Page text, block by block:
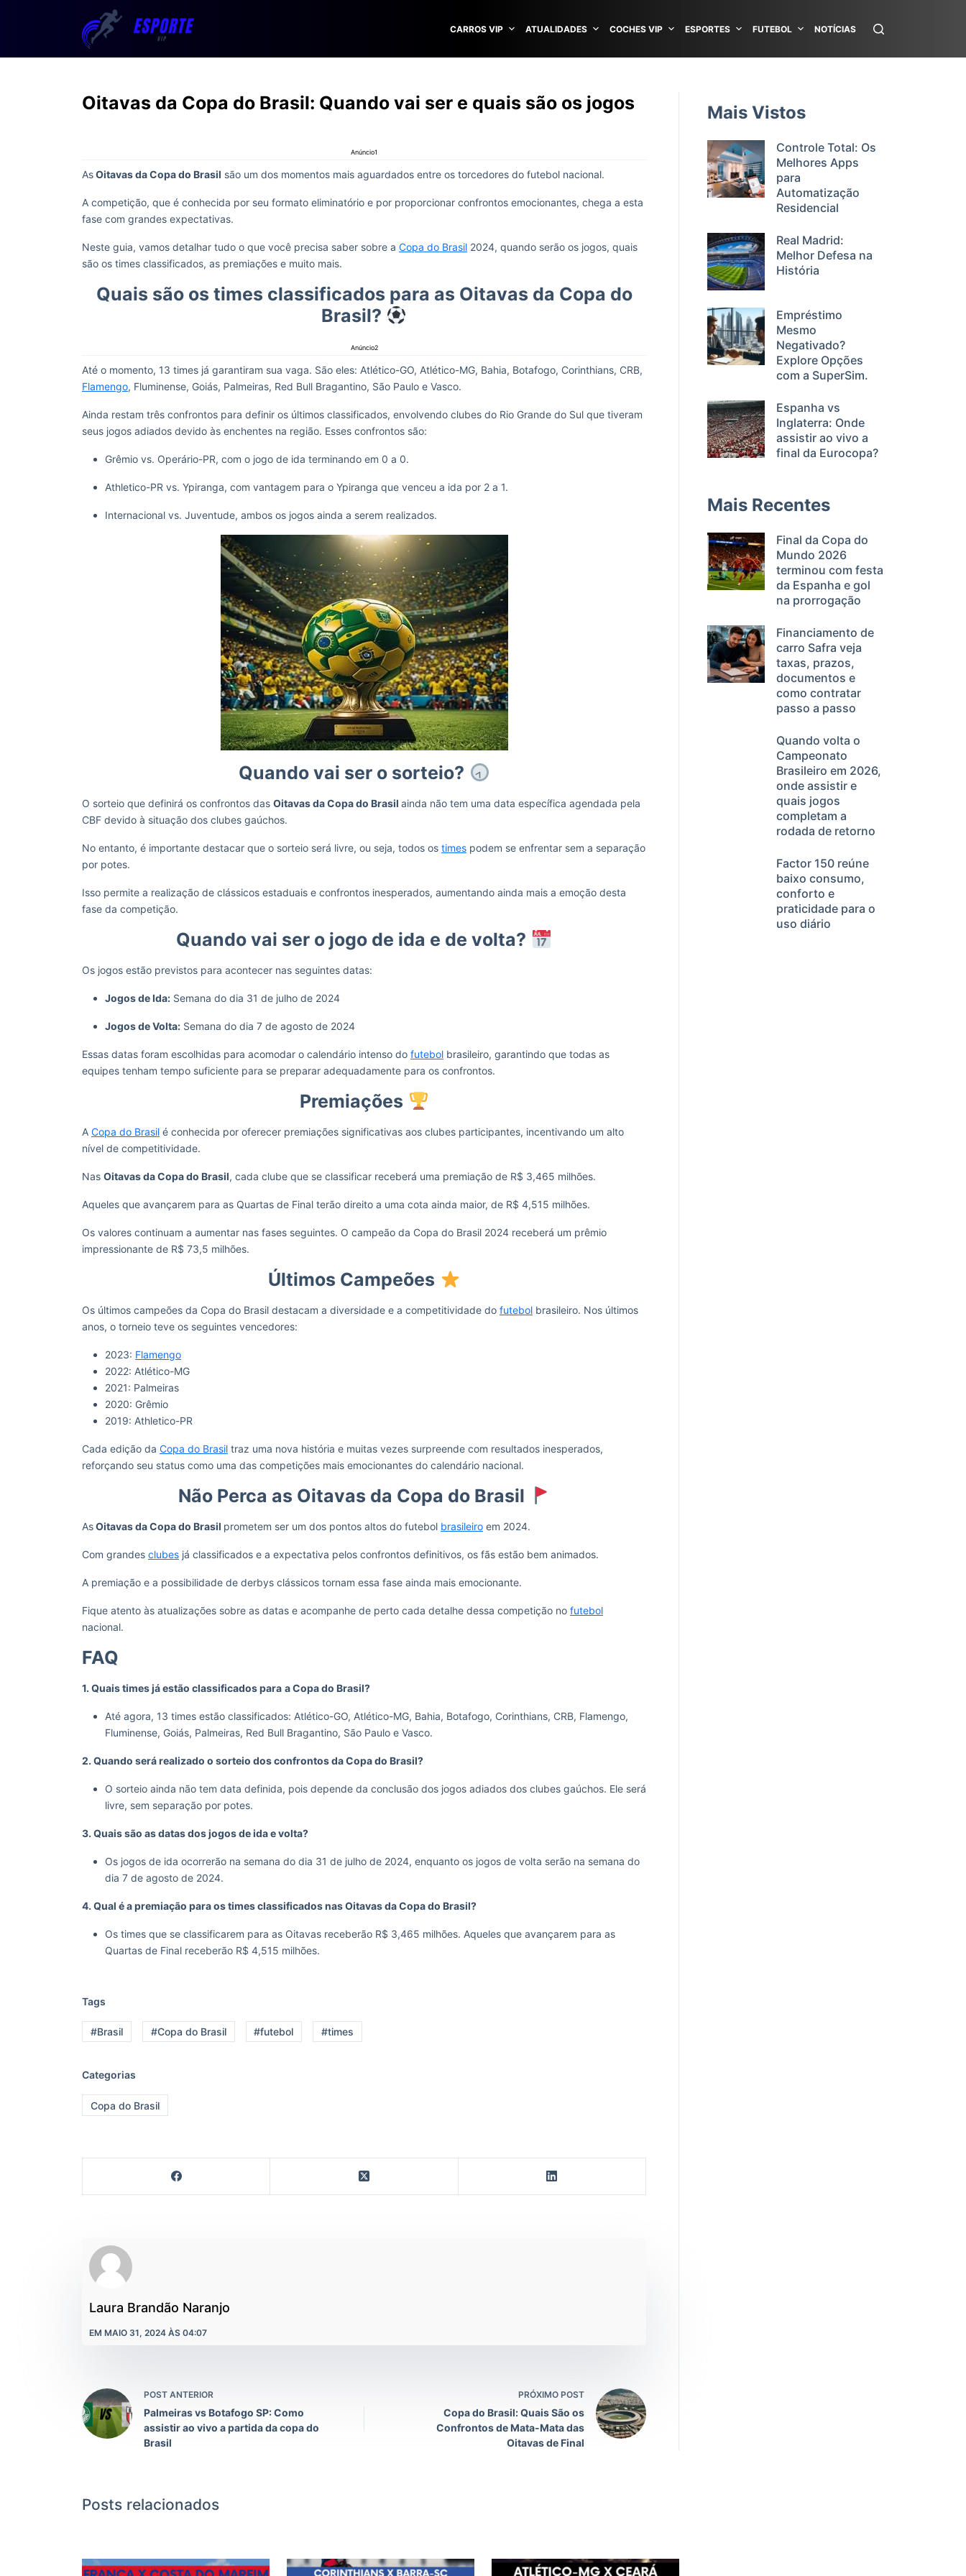
CARROS VIP ATUALIDADES COCHES VIP ESPORTES FUTEBOL NOTÍCIAS
Oitavas da Copa do Brasil: Quando vai ser e quais são os jogos
Anúncio1
AsOitavas da Copa do Brasil são um dos momentos mais aguardados entre os torcedores do futebol nacional.
A competição, que é conhecida por seu formato eliminatório e por proporcionar confrontos emocionantes, chega a esta
fase com grandes expectativas.
Neste guia, vamos detalhar tudo o que você precisa saber sobre a Copa do Brasil 2024, quando serão os jogos, quais
são os times classificados, as premiações e muito mais.
Quais são os times classificados para as Oitavas da Copa do
Brasil?
Anúncio2
Até o momento, 13 times já garantiram sua vaga. São eles: Atlético-GO, Atlético-MG, Bahia, Botafogo, Corinthians, CRB,
Flamengo, Fluminense, Goiás, Palmeiras, Red Bull Bragantino, São Paulo e Vasco.
Ainda restam três confrontos para definir os últimos classificados, envolvendo clubes do Rio Grande do Sul que tiveram
seus jogos adiados devido às enchentes na região. Esses confrontos são:
Grêmio vs. Operário-PR, com o jogo de ida terminando em 0 a 0.
Athletico-PR vs. Ypiranga, com vantagem para o Ypiranga que venceu a ida por 2 a 1.
Internacional vs. Juventude, ambos os jogos ainda a serem realizados.
Quando vai ser o sorteio?
O sorteio que definirá os confrontos das Oitavas da Copa do Brasil ainda não tem uma data específica agendada pela
CBF devido à situação dos clubes gaúchos.
No entanto, é importante destacar que o sorteio será livre, ou seja, todos os times podem se enfrentar sem a separação
por potes.
Isso permite a realização de clássicos estaduais e confrontos inesperados, aumentando ainda mais a emoção desta
fase da competição.
Quando vai ser o jogo de ida e de volta?
Os jogos estão previstos para acontecer nas seguintes datas:
Jogos de Ida: Semana do dia 31 de julho de 2024
Jogos de Volta: Semana do dia 7 de agosto de 2024
Essas datas foram escolhidas para acomodar o calendário intenso do futebol brasileiro, garantindo que todas as
equipes tenham tempo suficiente para se preparar adequadamente para os confrontos.
Premiações
A Copa do Brasil é conhecida por oferecer premiações significativas aos clubes participantes, incentivando um alto
nível de competitividade.
Nas Oitavas da Copa do Brasil, cada clube que se classificar receberá uma premiação de R$ 3,465 milhões.
Aqueles que avançarem para as Quartas de Final terão direito a uma cota ainda maior, de R$ 4,515 milhões.
Os valores continuam a aumentar nas fases seguintes. O campeão da Copa do Brasil 2024 receberá um prêmio
impressionante de R$ 73,5 milhões.
Últimos Campeões
Os últimos campeões da Copa do Brasil destacam a diversidade e a competitividade do futebol brasileiro. Nos últimos
anos, o torneio teve os seguintes vencedores:
2023: Flamengo
2022: Atlético-MG
2021: Palmeiras
2020: Grêmio
2019: Athletico-PR
Cada edição da Copa do Brasil traz uma nova história e muitas vezes surpreende com resultados inesperados,
reforçando seu status como uma das competições mais emocionantes do calendário nacional.
Não Perca as Oitavas da Copa do Brasil
AsOitavas da Copa do Brasil prometem ser um dos pontos altos do futebol brasileiro em 2024.
Com grandes clubes já classificados e a expectativa pelos confrontos definitivos, os fãs estão bem animados.
A premiação e a possibilidade de derbys clássicos tornam essa fase ainda mais emocionante.
Fique atento às atualizações sobre as datas e acompanhe de perto cada detalhe dessa competição no futebol
nacional.
FAQ
1. Quais times já estão classificados para a Copa do Brasil?
Até agora, 13 times estão classificados: Atlético-GO, Atlético-MG, Bahia, Botafogo, Corinthians, CRB, Flamengo,
Fluminense, Goiás, Palmeiras, Red Bull Bragantino, São Paulo e Vasco.
2. Quando será realizado o sorteio dos confrontos da Copa do Brasil?
O sorteio ainda não tem data definida, pois depende da conclusão dos jogos adiados dos clubes gaúchos. Ele será
livre, sem separação por potes.
3. Quais são as datas dos jogos de ida e volta?
Os jogos de ida ocorrerão na semana do dia 31 de julho de 2024, enquanto os jogos de volta serão na semana do
dia 7 de agosto de 2024.
4. Qual é a premiação para os times classificados nas Oitavas da Copa do Brasil?
Os times que se classificarem para as Oitavas receberão R$ 3,465 milhões. Aqueles que avançarem para as
Quartas de Final receberão R$ 4,515 milhões.
Tags
#Brasil #Copa do Brasil #futebol #times
Categorias
Copa do Brasil
Laura Brandão Naranjo
EM MAIO 31, 2024 ÀS 04:07
POST ANTERIOR
Palmeiras vs Botafogo SP: Como
assistir ao vivo a partida da copa do
Brasil
PRÓXIMO POST
Copa do Brasil: Quais São os
Confrontos de Mata-Mata das
Oitavas de Final
Mais Vistos
Controle Total: Os
Melhores Apps
para
Automatização
Residencial
Real Madrid:
Melhor Defesa na
História
Empréstimo
Mesmo
Negativado?
Explore Opções
com a SuperSim.
Espanha vs
Inglaterra: Onde
assistir ao vivo a
final da Eurocopa?
Mais Recentes
Final da Copa do
Mundo 2026
terminou com festa
da Espanha e gol
na prorrogação
Financiamento de
carro Safra veja
taxas, prazos,
documentos e
como contratar
passo a passo
Quando volta o
Campeonato
Brasileiro em 2026,
onde assistir e
quais jogos
completam a
rodada de retorno
Factor 150 reúne
baixo consumo,
conforto e
praticidade para o
uso diário
Posts relacionados